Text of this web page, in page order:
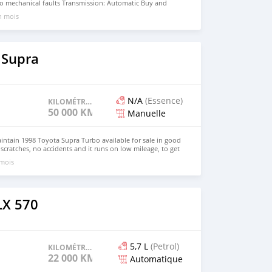
mechanical faults Transmission: Automatic Buy and
)
mois
KILOMÉTRAGE
50 000 KM
N/A (Essence)
Manuelle
1998 Toyota Supra Turbo available for sale in good
no accidents and it runs on low mileage, to get
my 1998 model supra, Email me on
).
570
KILOMÉTRAGE
22 000 KM
5,7 L (Petrol)
Automatique